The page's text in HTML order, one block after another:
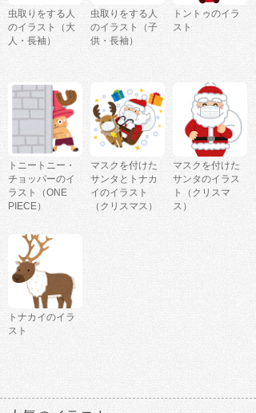
虫取りをする人
のイラスト（大
人・長袖）
虫取りをする人
のイラスト（子
供・長袖）
トントゥのイラ
スト
トニートニー・
チョッパーのイ
ラスト（ONE
PIECE）
マスクを付けた
サンタとトナカ
イのイラスト
（クリスマス）
マスクを付けた
サンタのイラス
ト（クリスマ
ス）
トナカイのイラ
スト